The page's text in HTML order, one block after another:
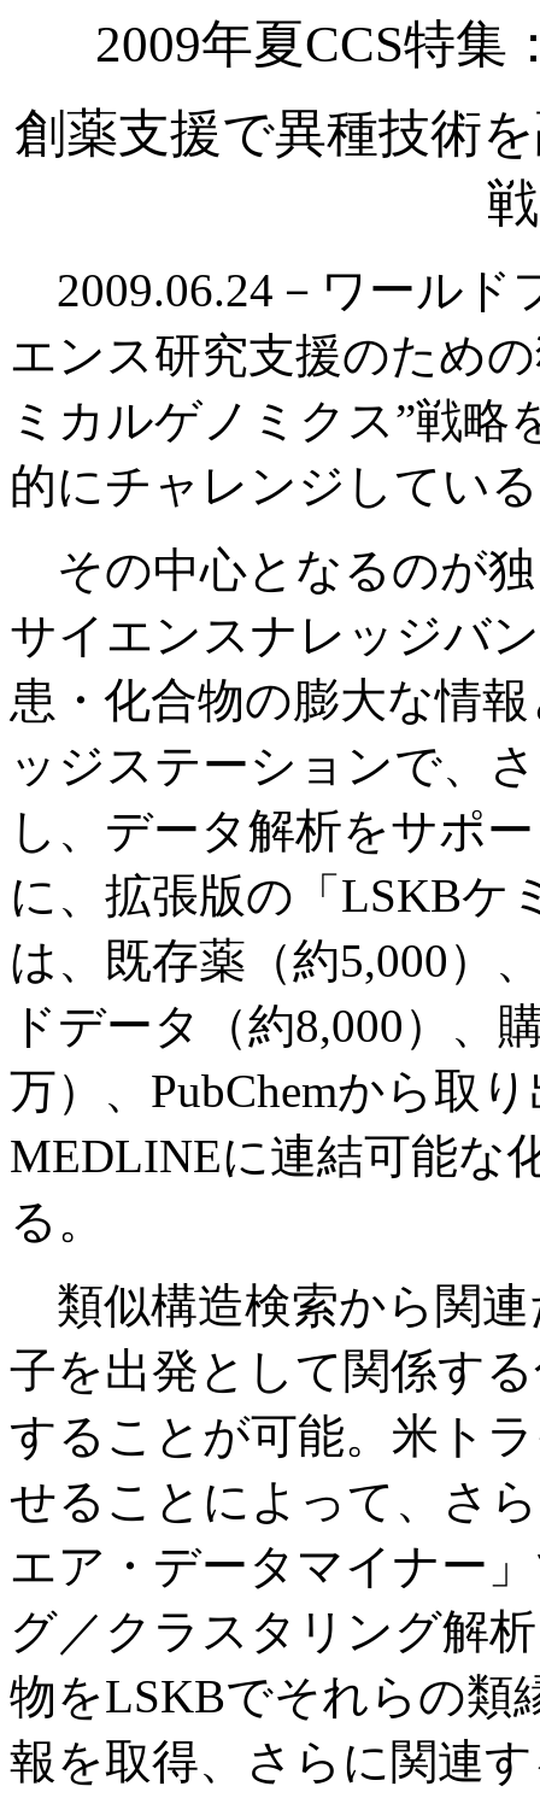
2009年夏CCS特
創薬支援で異種技術
2009.06.24－ワールド
エンス研究支援のため
ミカルゲノミクス”戦略
的にチャレンジしてい
その中心となるのが
サイエンスナレッジバ
患・化合物の膨大な情
ッジステーションで、
し、データ解析をサポ
に、拡張版の「LSKBケ
は、既存薬（約5,000）
ドデータ（約8,000）、
万）、PubChemから取
MEDLINEに連結可能な
る。
類似構造検索から関
子を出発として関係す
することが可能。米ト
せることによって、さ
エア・データマイナー
グ／クラスタリング解
物をLSKBでそれらの類
報を取得、さらに関連